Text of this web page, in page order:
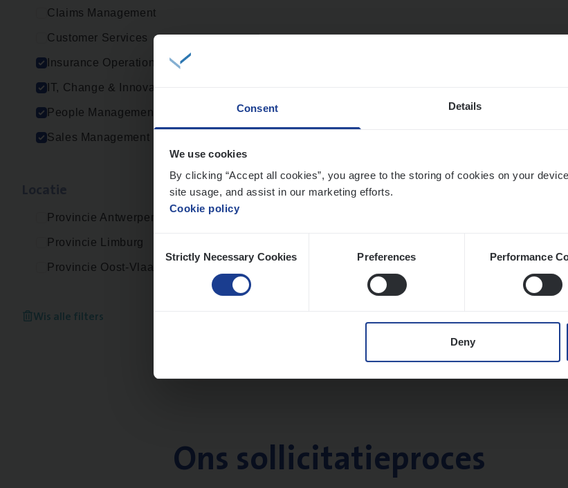
Consent Details
We use cookies
By clicking “Accept all cookies”, you agree to the storing of cookies on your
site usage, and assist in our marketing efforts.
Cookie policy
Selection
Strictly Necessary Cookies Preferences Performance
Deny
Claims Management
Customer Services
Insurance Operations
IT, Change & Innovation
People Management
Sales Management
Provincie Antwerpen
Provincie Limburg
Provincie Oost-Vlaanderen
Wis alle filters
Ons sollicitatieproces